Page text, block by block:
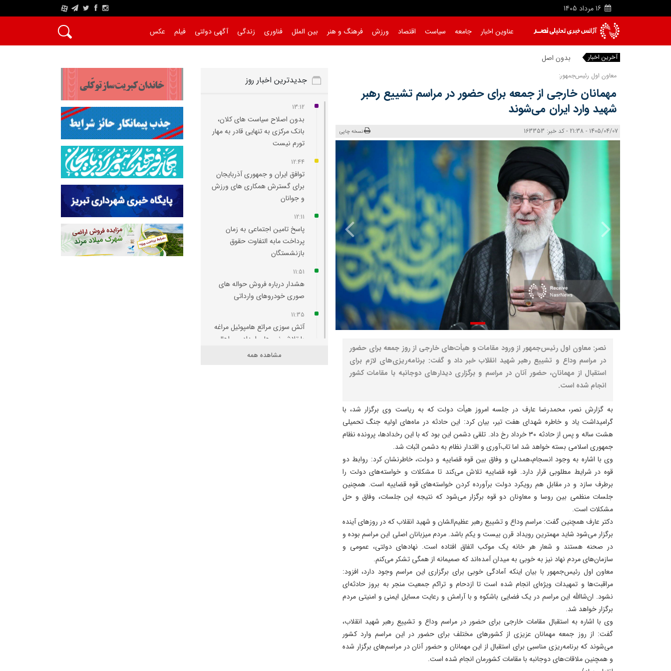
16 مرداد 1405
A
عناوین اخبار جامعه سیاست اقتصاد ورزش فرهنگ و هنر بین الملل فناوری زندگی آگهی دولتی فیلم عکس
آخرین اخبار بدون اصلاح سیاست‌ ها
معاون اول رئیس‌جمهور:
مهمانان خارجی از جمعه برای حضور در مراسم تشییع رهبر
شهید وارد ایران می‌شوند
1405/04/07 - 21:38 - کد خبر: 163353 نسخه چاپی
نصر: معاون اول رئیس‌جمهور از ورود مقامات و هیأت‌های خارجی از روز جمعه برای حضور
در مراسم وداع و تشییع رهبر شهید انقلاب خبر داد و گفت: برنامه‌ریزی‌های لازم برای
استقبال از مهمانان، حضور آنان در مراسم و برگزاری دیدارهای دوجانبه با مقامات کشور
انجام شده است.
به گزارش نصر، محمدرضا عارف در جلسه امروز هیأت دولت که به ریاست وی برگزار شد، با
گرامیداشت یاد و خاطره شهدای هفت تیر، بیان کرد: این حادثه در ماه‌های اولیه جنگ تحمیلی
هشت ساله و پس از حادثه ۳۰ خرداد رخ داد. تلقی دشمن این بود که با این رخدادها، پرونده نظام
جمهوری اسلامی بسته خواهد شد اما تاب‌آوری و اقتدار نظام به دشمن اثبات شد.
وی با اشاره به وجود انسجام،همدلی و وفاق بین قوه قضاییه و دولت، خاطرنشان کرد: روابط دو
قوه در شرایط مطلوبی قرار دارد. قوه قضاییه تلاش می‌کند تا مشکلات و خواسته‌های دولت را
برطرف سازد و در مقابل هم رویکرد دولت برآورده کردن خواسته‌های قوه قضاییه است. همچنین
جلسات منظمی بین روسا و معاونان دو قوه برگزار می‌شود که نتیجه این جلسات، وفاق و حل
مشکلات است.
دکتر عارف همچنین گفت: مراسم وداع و تشییع رهبر عظیم‌الشان و شهید انقلاب که در روزهای آینده
برگزار می‌شود شاید مهمترین رویداد قرن بیست و یکم باشد. مردم میزبانان اصلی این مراسم بوده و
در صحنه هستند و شعار هر خانه یک موکب اتفاق افتاده است. نهادهای دولتی، عمومی و
سازمان‌های مردم نهاد نیز به خوبی به میدان آمده‌اند که صمیمانه از همگی تشکر می‌کنم.
معاون اول رئیس‌جمهور با بیان اینکه آمادگی خوبی برای برگزاری این مراسم وجود دارد، افزود:
مراقبت‌ها و تمهیدات ویژه‌ای انجام شده است تا ازدحام و تراکم جمعیت منجر به بروز حادثه‌ای
نشود. ان‌شاالله این مراسم در یک فضایی باشکوه و با آرامش و رعایت مسایل ایمنی و امنیتی مردم
برگزار خواهد شد.
وی با اشاره به استقبال مقامات خارجی برای حضور در مراسم وداع و تشییع رهبر شهید انقلاب،
گفت: از روز جمعه مهمانان عزیزی از کشورهای مختلف برای حضور در این مراسم وارد کشور
می‌شوند که برنامه‌ریزی مناسبی برای استقبال از این مهمانان و حضور آنان در مراسم‌های برگزار شده
و همچنین ملاقات‌های دوجانبه با مقامات کشورمان انجام شده است.
جدیدترین اخبار روز
13:12
بدون اصلاح سیاست‌ های کلان،
بانک مرکزی به تنهایی قادر به مهار
تورم نیست
12:44
توافق ایران و جمهوری آذربایجان
برای گسترش همکاری‌ های ورزش
و جوانان
12:11
پاسخ تامین‌ اجتماعی به زمان
پرداخت مابه‌ التفاوت حقوق
بازنشستگان
11:51
هشدار درباره فروش حواله‌ های
صوری خودروهای وارداتی
11:35
آتش‌ سوزی مراتع هامپوئیل مراغه
با تلاش نیروهای امدادی و اهالی
مشاهده همه